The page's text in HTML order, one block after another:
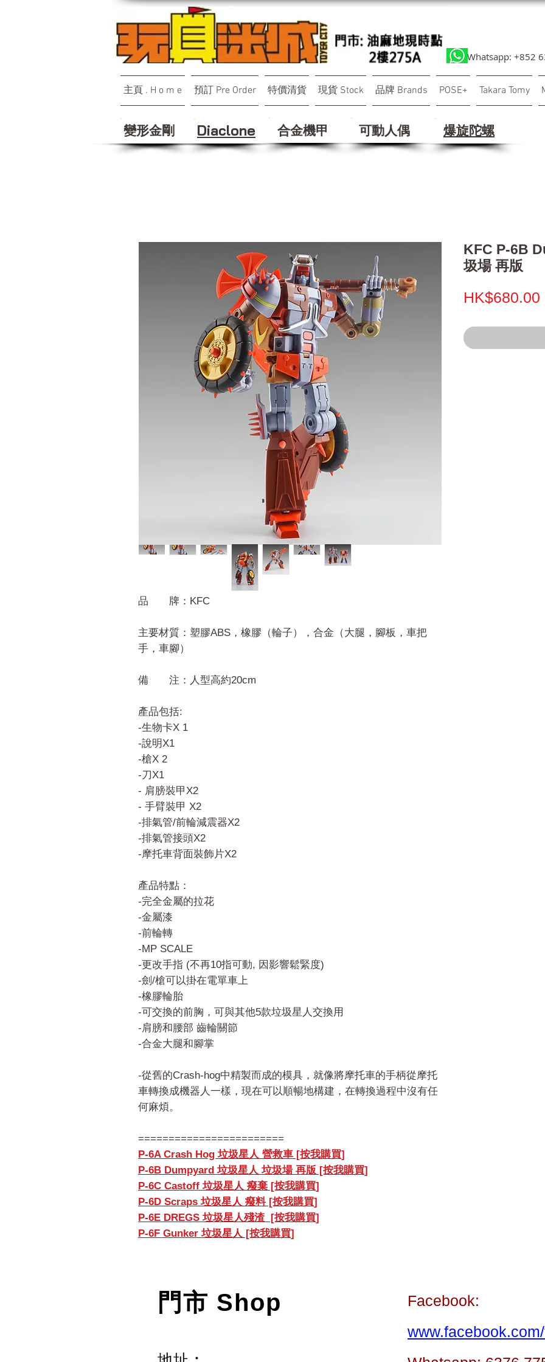
Whatsapp: +852
主頁 . H o m e 預訂 Pre Order 特價清貨 現貨 Stock 品牌 Brands POSE+ Takara Tomy
變形金剛 Diaclone 合金機甲 可動人偶 ​爆旋陀螺
品 牌：KFC
主要材質：塑膠ABS，橡膠（輪子），合金（大腿，腳板，車把
手，車腳）
備 注：人型高約20cm
產品包括:
-生物卡X 1
-說明X1
-槍X 2
-刀X1
- 肩膀裝甲X2
- 手臂裝甲 X2
-排氣管/前輪減震器X2
-排氣管接頭X2
-摩托車背面裝飾片X2
產品特點：
-完全金屬的拉花
-金屬漆
-前輪轉
-MP SCALE
-更改手指 (不再10指可動, 因影響鬆緊度)
-劍/槍可以掛在電單車上
-橡膠輪胎
-可交換的前胸，可與其他5款垃圾星人交換用
-肩膀和腰部 齒輪關節
-合金大腿和腳掌
-從舊的Crash-hog中精製而成的模具，就像將摩托車的手柄從摩托
車轉換成機器人一樣，現在可以順暢地構建，在轉換過程中沒有任
何麻煩。
========================
P-6A Crash Hog 垃圾星人 營救車 [按我購買]
P-6B Dumpyard 垃圾星人 垃圾場 再版 [按我購買]
P-6C Castoff 垃圾星人 癈棄 [按我購買]
P-6D Scraps 垃圾星人 癈料 [按我購買]
P-6E DREGS 垃圾星人殘渣 [按我購買]
P-6F Gunker 垃圾星人 [按我購買]
KFC P-6B
圾場 再版
HK$680.00
門市 Shop
Facebook: